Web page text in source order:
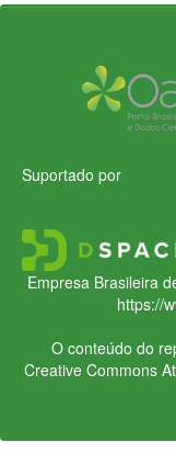
Suportado por
Empresa Brasileira
https://
O conteúdo do
Creative Commons